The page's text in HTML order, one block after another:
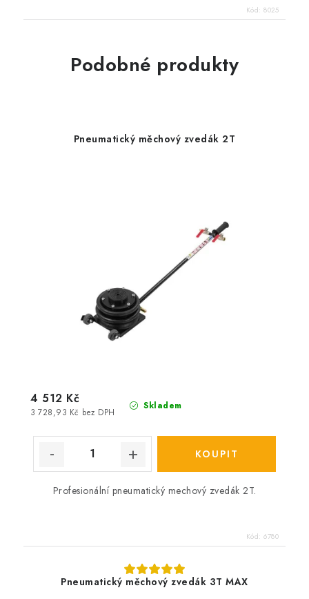
Kód: 8025
Podobné produkty
Pneumatický měchový zvedák 2T
Skladem
3 728,93 Kč bez DPH
4 512 Kč
Profesionální pneumatický mechový zvedák 2T.
Kód: 6780
Pneumatický měchový zvedák 3T MAX